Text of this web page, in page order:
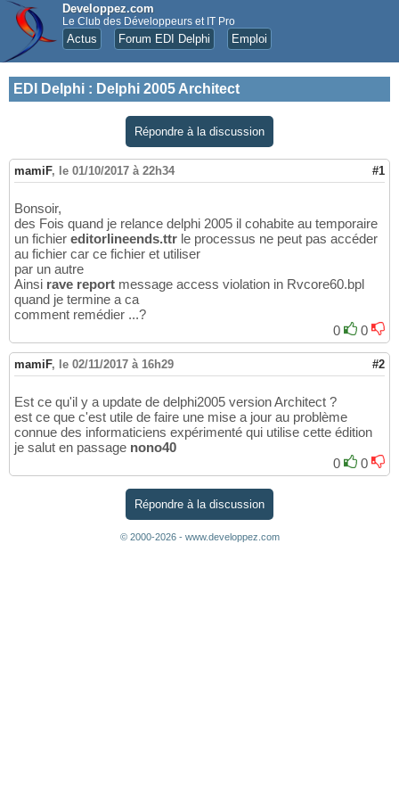
Developpez.com
Le Club des Développeurs et IT Pro
Actus Forum EDI Delphi Emploi
EDI Delphi : Delphi 2005 Architect
Répondre à la discussion
mamiF, le 01/10/2017 à 22h34 #1
Bonsoir,
des Fois quand je relance delphi 2005 il cohabite au temporaire
un fichier editorlineends.ttr le processus ne peut pas accéder
au fichier car ce fichier et utiliser
par un autre
Ainsi rave report message access violation in Rvcore60.bpl
quand je termine a ca
comment remédier ...?
0
0
mamiF, le 02/11/2017 à 16h29 #2
Est ce qu'il y a update de delphi2005 version Architect ?
est ce que c'est utile de faire une mise a jour au problème
connue des informaticiens expérimenté qui utilise cette édition
je salut en passage nono40
0
0
Répondre à la discussion
© 2000-2026 - www.developpez.com